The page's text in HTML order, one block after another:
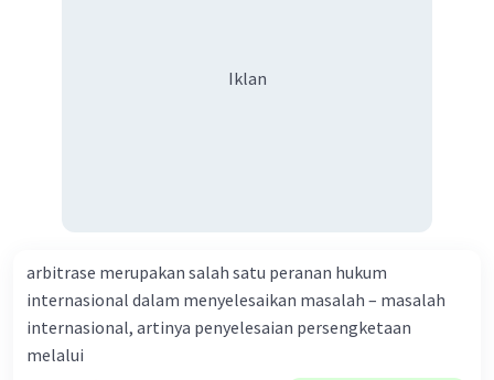
Iklan
arbitrase merupakan salah satu peranan hukum
internasional dalam menyelesaikan masalah – masalah
internasional, artinya penyelesaian persengketaan
melalui